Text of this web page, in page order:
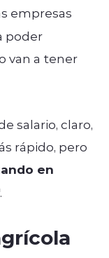
empresas
poder
van a tener
salario, claro,
rápido, pero
en